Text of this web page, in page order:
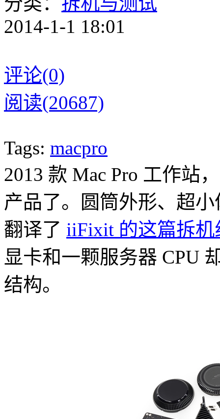
2014-1-1 18:01
评论(0)
阅读(20687)
Tags: macpro
2013 款 Mac Pro 工作站
产品了。圆筒外形、超
翻译了 iiFixit 的这篇拆机
显卡和一颗服务器 CPU
结构。